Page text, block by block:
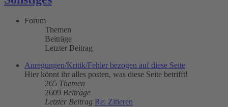
Forum
Themen
Beiträge
Letzter Beitrag
Anregungen/Kritik/Fehler bezogen auf diese Seite
Hier könnt ihr alles posten, was diese Seite betrifft!
265 Themen
2609 Beiträge
Letzter Beitrag Re: Zitieren